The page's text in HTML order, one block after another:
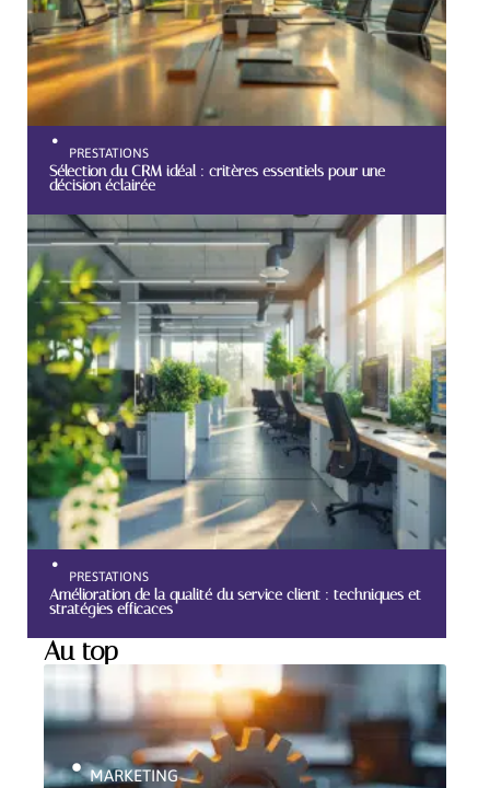
PRESTATIONS
Sélection du CRM idéal : critères essentiels pour une
décision éclairée
PRESTATIONS
Amélioration de la qualité du service client : techniques et
stratégies efficaces
Au top
MARKETING